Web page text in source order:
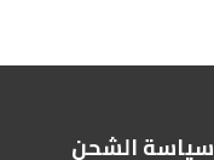
سياسة الشحن